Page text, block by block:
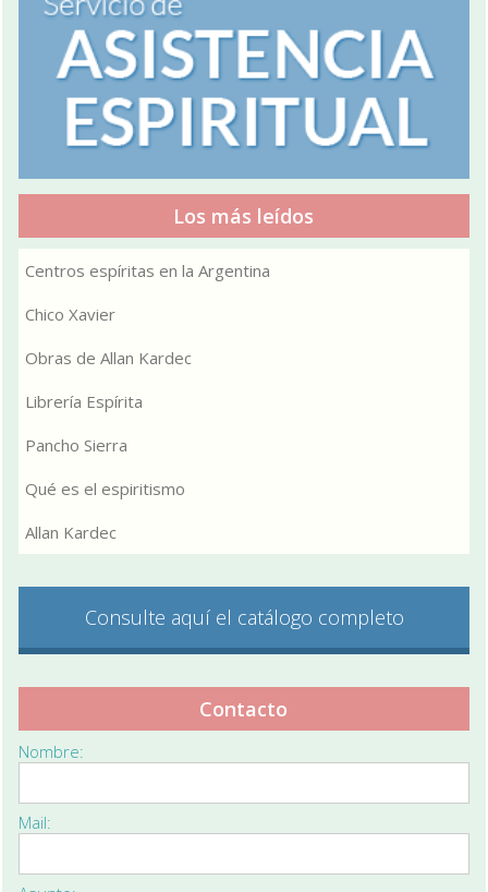
Los más leídos
Centros espíritas en la Argentina
Chico Xavier
Obras de Allan Kardec
Librería Espírita
Pancho Sierra
Qué es el espiritismo
Allan Kardec
Consulte aquí el catálogo completo
Contacto
Nombre:
Mail: